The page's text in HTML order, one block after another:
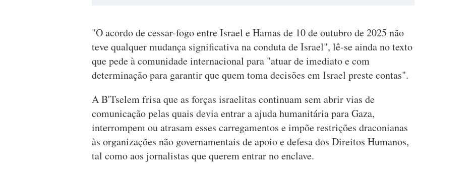
"O acordo de cessar-fogo entre Israel e Hamas de 10 de outubro de 2025 não
teve qualquer mudança significativa na conduta de Israel", lê-se ainda no texto
que pede à comunidade internacional para "atuar de imediato e com
determinação para garantir que quem toma decisões em Israel preste contas".
A B'Tselem frisa que as forças israelitas continuam sem abrir vias de
comunicação pelas quais devia entrar a ajuda humanitária para Gaza,
interrompem ou atrasam esses carregamentos e impõe restrições draconianas
às organizações não governamentais de apoio e defesa dos Direitos Humanos,
tal como aos jornalistas que querem entrar no enclave.